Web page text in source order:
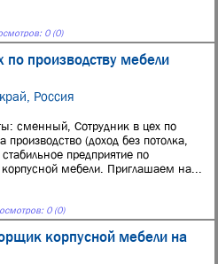
0 (0)
по производству мебели
Россия
сменный, Сотрудник в цех по
(доход без потолка,
предприятие по
мебели. Приглашаем на...
0 (0)
корпусной мебели на